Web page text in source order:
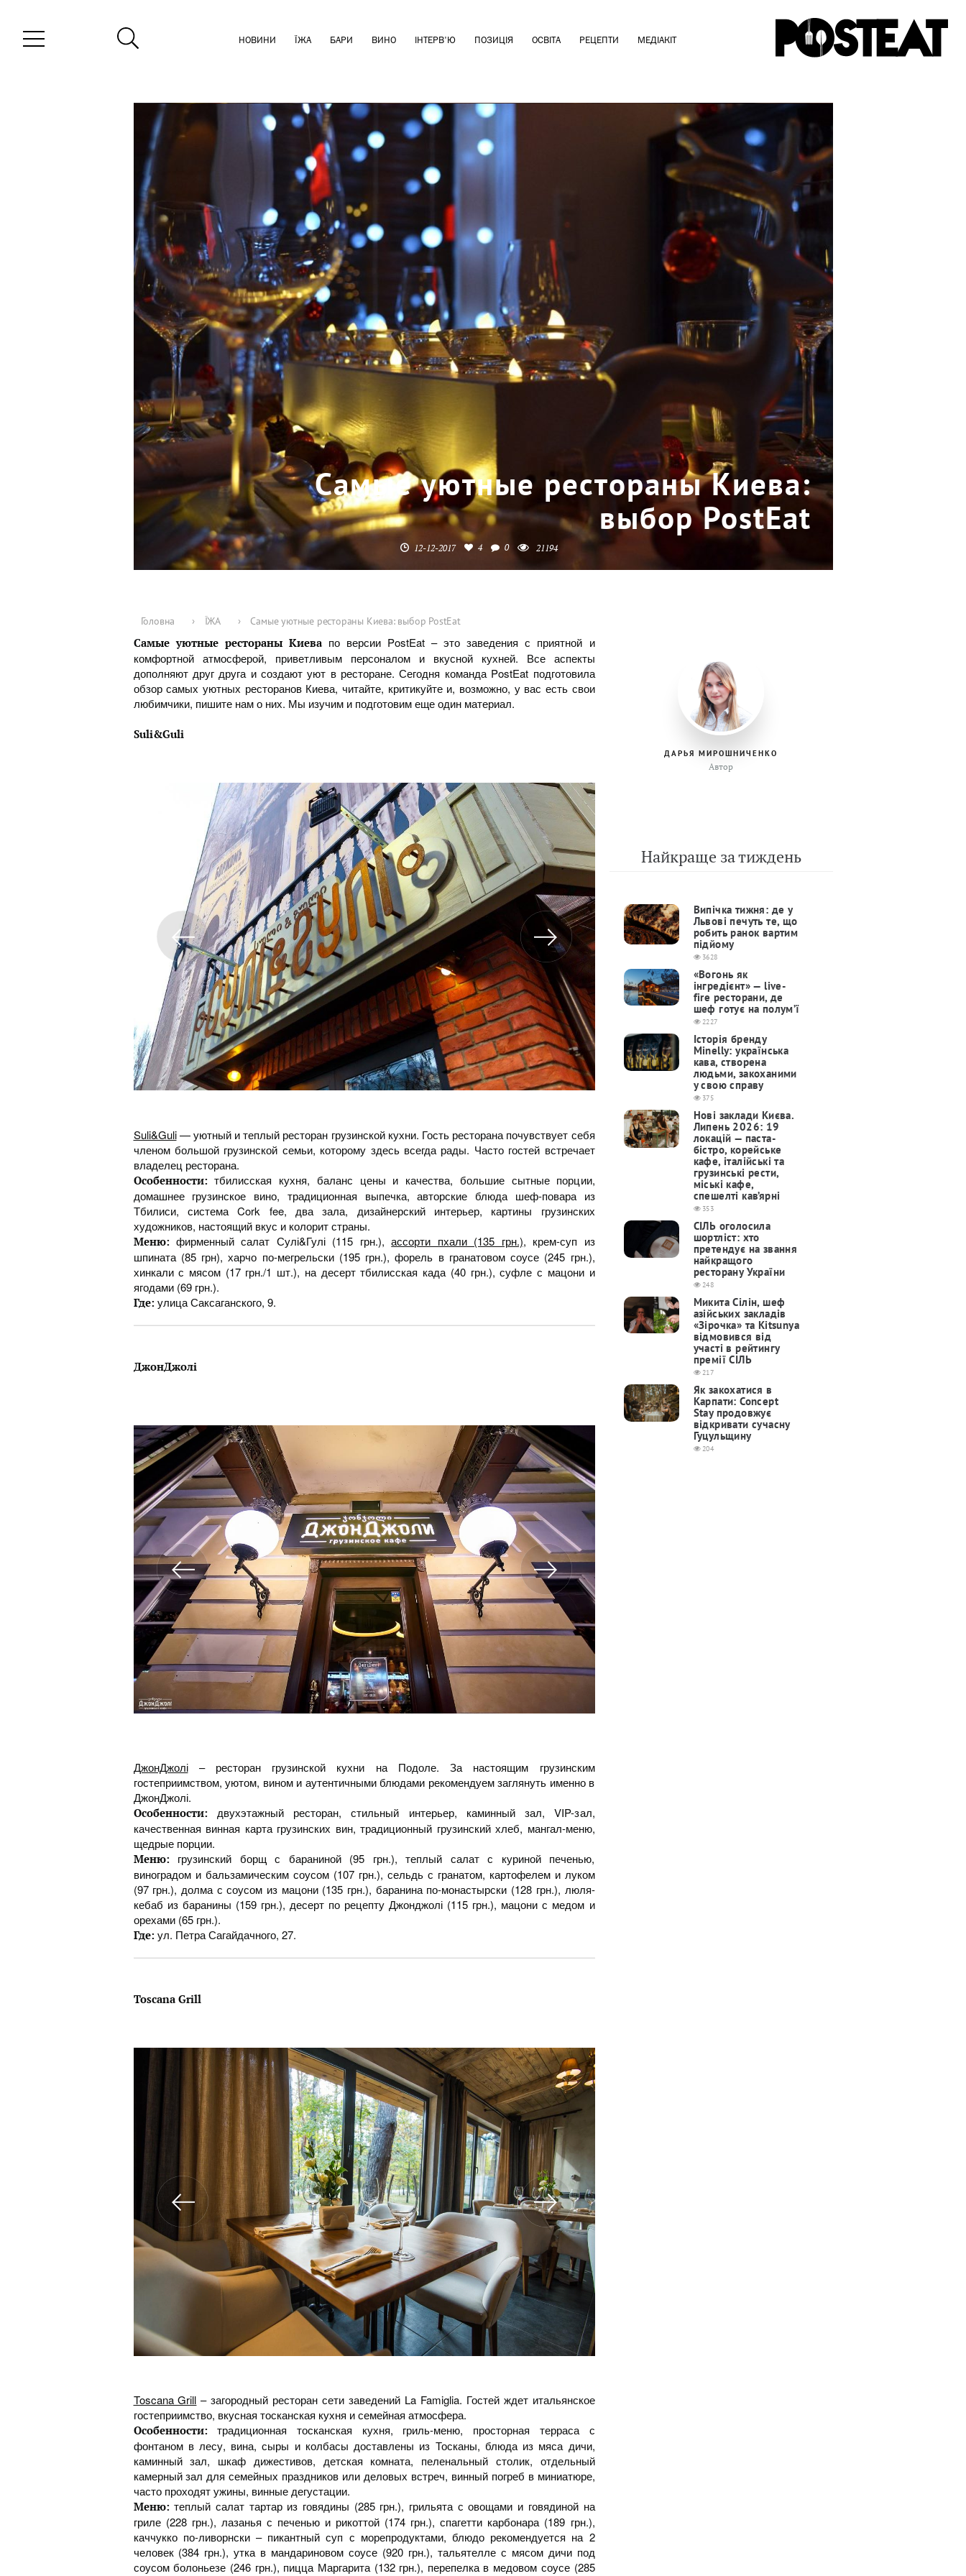
НОВИНИ ЇЖА БАРИ ВИНО ІНТЕРВ'Ю ПОЗИЦІЯ ОСВІТА РЕЦЕПТИ МЕДІАКІТ
Самые уютные рестораны Киева:
выбор PostEat
12-12-2017 4 0 21194
Головна › ЇЖА › Самые уютные рестораны Киева: выбор PostEat
Самые уютные рестораны Киевапо версии PostEat – это заведения с приятной и
комфортной атмосферой, приветливым персоналом и вкусной кухней. Все аспекты
дополняют друг друга и создают уют в ресторане. Сегодня команда PostEat подготовила
обзор самых уютных ресторанов Киева, читайте, критикуйте и, возможно, у вас есть свои
любимчики, пишите нам о них. Мы изучим и подготовим еще один материал.
Suli&Guli
Suli&Guli— уютный и теплый ресторан грузинской кухни. Гость ресторана почувствует себя
членом большой грузинской семьи, которому здесь всегда рады. Часто гостей встречает
владелец ресторана.
Особенности: тбилисская кухня, баланс цены и качества, большие сытные порции,
домашнее грузинское вино, традиционная выпечка, авторские блюда шеф-повара из
Тбилиси, система Cork fee, два зала, дизайнерский интерьер, картины грузинских
художников, настоящий вкус и колорит страны.
Меню: фирменный салат Сулі&Гулі (115 грн.),ассорти пхали (135 грн.), крем-суп из
шпината (85 грн), харчо по-мегрельски (195 грн.), форель в гранатовом соусе (245 грн.),
хинкали с мясом (17 грн./1 шт.), на десерт тбилисская када (40 грн.), суфле с мацони и
ягодами (69 грн.).
Где: улица Саксаганского, 9.
ДжонДжолі
ДжонДжолі– ресторан грузинской кухни на Подоле. За настоящим грузинским
гостеприимством, уютом, вином и аутентичными блюдами рекомендуем заглянуть именно в
ДжонДжолі.
Особенности: двухэтажный ресторан, стильный интерьер, каминный зал, VIP-зал,
качественная винная карта грузинских вин, традиционный грузинский хлеб, мангал-меню,
щедрые порции.
Меню: грузинский борщ с бараниной (95 грн.), теплый салат с куриной печенью,
виноградом и бальзамическим соусом (107 грн.), сельдь с гранатом, картофелем и луком
(97 грн.), долма с соусом из мацони (135 грн.), баранина по-монастырски (128 грн.), люля-
кебаб из баранины (159 грн.), десерт по рецепту Джонджолі (115 грн.), мацони с медом и
орехами (65 грн.).
Где: ул. Петра Сагайдачного, 27.
Toscana Grill
Toscana Grill – загородный ресторан сети заведений La Famiglia. Гостей ждет итальянское
гостеприимство, вкусная тосканская кухня и семейная атмосфера.
Особенности:традиционная тосканская кухня, гриль-меню, просторная терраса с
фонтаном в лесу, вина, сыры и колбасы доставлены из Тосканы, блюда из мяса дичи,
каминный зал, шкаф дижестивов, детская комната, пеленальный столик, отдельный
камерный зал для семейных праздников или деловых встреч, винный погреб в миниатюре,
часто проходят ужины, винные дегустации.
Меню: теплый салат тартар из говядины (285 грн.), грильята с овощами и говядиной на
гриле (228 грн.), лазанья с печенью и рикоттой (174 грн.), спагетти карбонара (189 грн.),
каччукко по-ливорнски – пикантный суп с морепродуктами, блюдо рекомендуется на 2
человек (384 грн.), утка в мандариновом соусе (920 грн.), тальятелле с мясом дичи под
соусом болоньезе (246 грн.), пицца Маргарита (132 грн.), перепелка в медовом соусе (285
ДАРЬЯ МИРОШНИЧЕНКО
Автор
Найкраще за тиждень
Випічка тижня: де у
Львові печуть те, що
робить ранок вартим
підйому
3628
«Вогонь як
інгредієнт» — live-
fire ресторани, де
шеф готує на полум’ї
2227
Історія бренду
Minelly: українська
кава, створена
людьми, закоханими
у свою справу
375
Нові заклади Києва.
Липень 2026: 19
локацій — паста-
бістро, корейське
кафе, італійські та
грузинські рести,
міські кафе,
спешелті кав’ярні
353
СІЛЬ оголосила
шортліст: хто
претендує на звання
найкращого
ресторану України
248
Микита Сілін, шеф
азійських закладів
«Зірочка» та Kitsunya
відмовився від
участі в рейтингу
премії СІЛЬ
217
Як закохатися в
Карпати: Concept
Stay продовжує
відкривати сучасну
Гуцульщину
204